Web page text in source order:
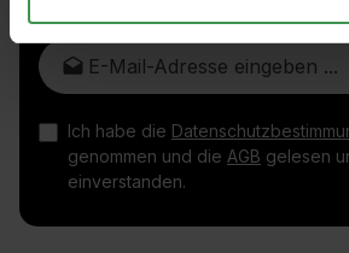
E-Mail-Adresse*
Ich habe die
genommen und die AGB gelesen
einverstanden.